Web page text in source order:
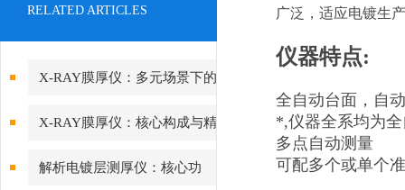
RELATED ARTICLES
X-RAY膜厚仪：多元场景下的
精准检测边界
X-RAY膜厚仪：核心构成与精
密协作的科技密码
解析电镀层测厚仪：核心功
广泛，适应电镀生
仪器特点:
全自动台面，自
*,仪器全系均为
多点自动测量
可配多个或单个